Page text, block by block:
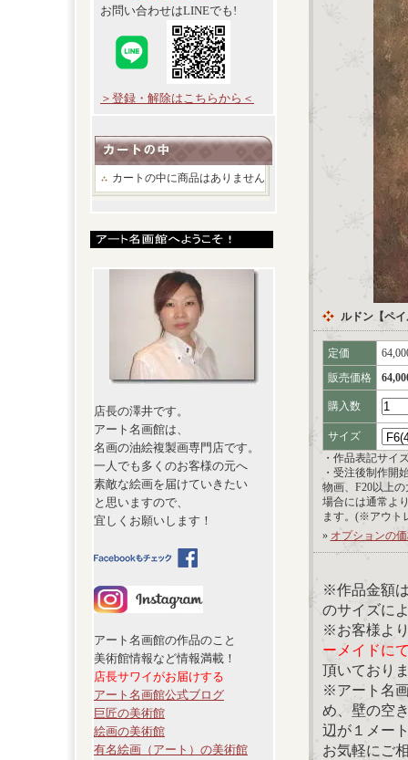
お問い合わせはLINEでも!
＞登録・解除はこちらから＜
カートの中に商品はありません
店長の澤井です。
アート名画館は、
名画の油絵複製画専門店です。
一人でも多くのお客様の元へ
素敵な絵画を届けていきたい
と思いますので、
宜しくお願いします！
アート名画館の作品のこと
美術館情報など情報満載！
店長サワイがお届けする
アート名画館公式ブログ
巨匠の美術館
絵画の美術館
有名絵画（アート）の美術館
ルドン【ペ
定価
販売価格
購入数
サイズ
・作品表記サイ
・受注後制作開
物画、F20以上
場合には通常よ
ます。(※アウト
» オプションの
※作品金額
のサイズに
※お客様よ
ーメイドに
頂いており
※アート名
め、壁の空
辺が１メー
お気軽にご